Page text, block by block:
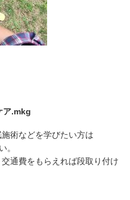
ア.mkg
術などを学びたい方は
。
通費をもらえれば段取り付け